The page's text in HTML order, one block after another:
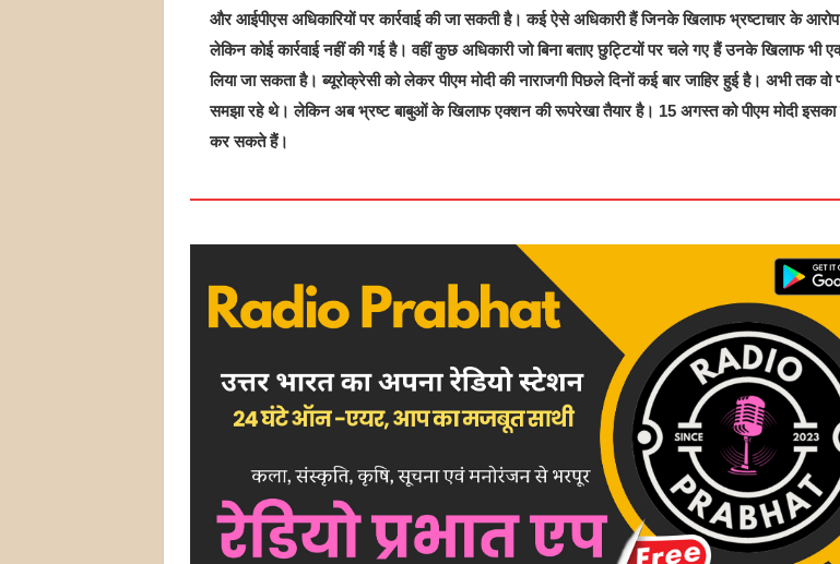
और आईपीएस अधिकारियों पर कार्रवाई की जा सकती है। कई ऐसे अधिकारी हैं जिनके खिलाफ भ्रष्टाचार के आरोप
लेकिन कोई कार्रवाई नहीं की गई है। वहीं कुछ अधिकारी जो बिना बताए छुट्टियों पर चले गए हैं उनके खिलाफ भी
लिया जा सकता है। ब्यूरोक्रेसी को लेकर पीएम मोदी की नाराजगी पिछले दिनों कई बार जाहिर हुई है। अभी तक वो
समझा रहे थे। लेकिन अब भ्रष्ट बाबुओं के खिलाफ एक्शन की रूपरेखा तैयार है। 15 अगस्त को पीएम मोदी इसका
कर सकते हैं।